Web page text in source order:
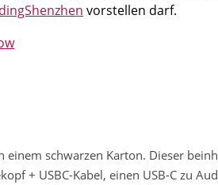
vorstellen darf.
schwarzen Karton. Dieser
+ USBC-Kabel, einen USB-C zu